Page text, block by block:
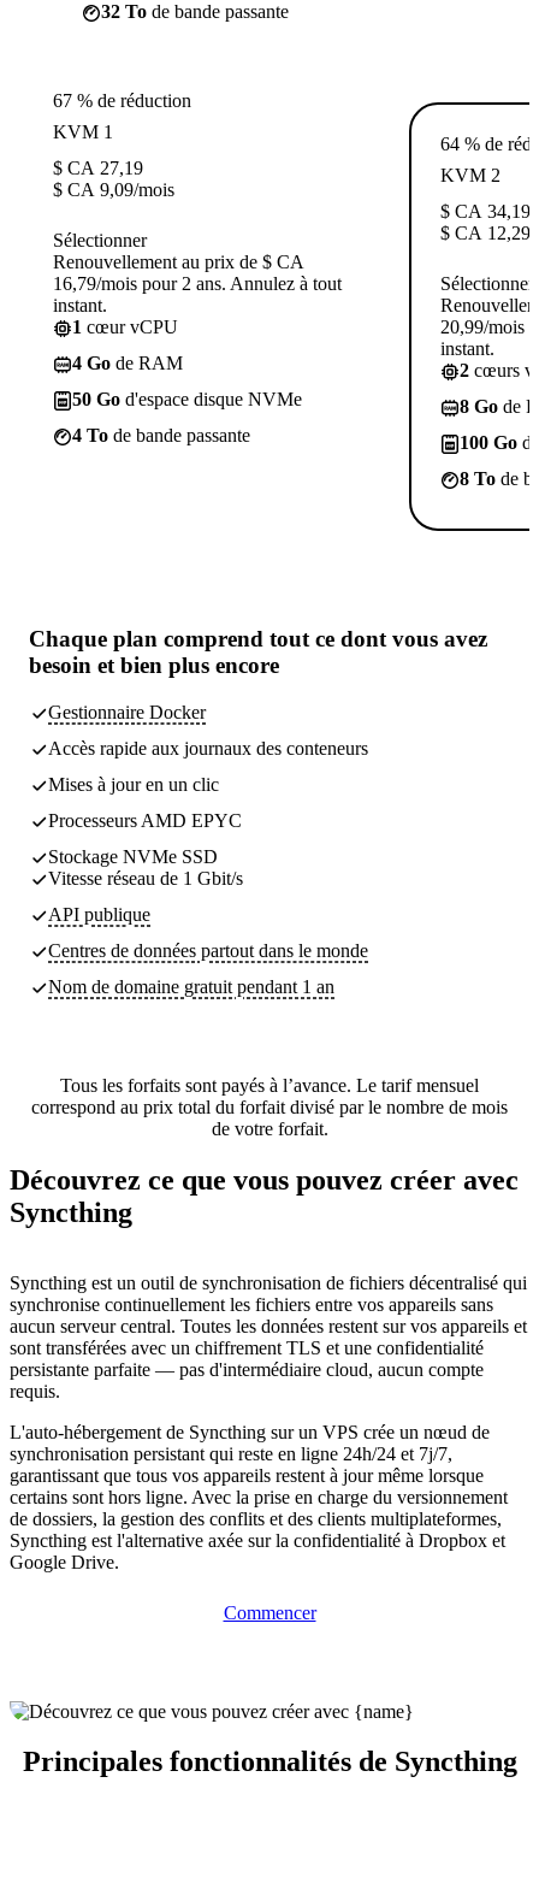
32 To de bande passante
67 % de réduction
KVM 1
$ CA 27,19
$ CA 9,09/mois
Sélectionner
Renouvellement au prix de $ CA
16,79/mois pour 2 ans. Annulez à tout
instant.
1 cœur vCPU
4 Go de RAM
50 Go d'espace disque NVMe
4 To de bande passante
64 % de
KVM 2
$ CA 34,19
$ CA 12,29
Sélectionner
20,99/mois
instant.
2 cœurs
8 Go de
100 Go
8 To de
Chaque plan comprend tout ce dont vous avez
besoin et bien plus encore
Gestionnaire Docker
Accès rapide aux journaux des conteneurs
Mises à jour en un clic
Processeurs AMD EPYC
Stockage NVMe SSD
Vitesse réseau de 1 Gbit/s
API publique
Centres de données partout dans le monde
Nom de domaine gratuit pendant 1 an
Tous les forfaits sont payés à l’avance. Le tarif mensuel
correspond au prix total du forfait divisé par le nombre de mois
de votre forfait.
Découvrez ce que vous pouvez créer avec
Syncthing
Syncthing est un outil de synchronisation de fichiers décentralisé qui
synchronise continuellement les fichiers entre vos appareils sans
aucun serveur central. Toutes les données restent sur vos appareils et
sont transférées avec un chiffrement TLS et une confidentialité
persistante parfaite — pas d'intermédiaire cloud, aucun compte
requis.
L'auto-hébergement de Syncthing sur un VPS crée un nœud de
synchronisation persistant qui reste en ligne 24h/24 et 7j/7,
garantissant que tous vos appareils restent à jour même lorsque
certains sont hors ligne. Avec la prise en charge du versionnement
de dossiers, la gestion des conflits et des clients multiplateformes,
Syncthing est l'alternative axée sur la confidentialité à Dropbox et
Google Drive.
Commencer
Principales fonctionnalités de Syncthing